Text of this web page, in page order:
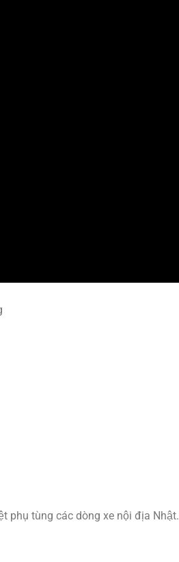
phụ tùng các dòng xe nội địa Nhật.